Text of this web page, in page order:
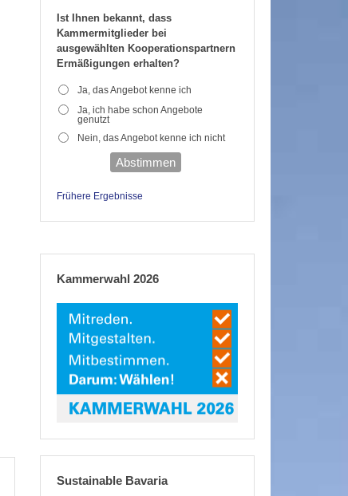
Ist Ihnen bekannt, dass
Kammermitglieder bei
ausgewählten Kooperationspartnern
Ermäßigungen erhalten?
Ja, das Angebot kenne ich
Ja, ich habe schon Angebote
genutzt
Nein, das Angebot kenne ich nicht
Abstimmen
Frühere Ergebnisse
Kammerwahl 2026
Sustainable Bavaria